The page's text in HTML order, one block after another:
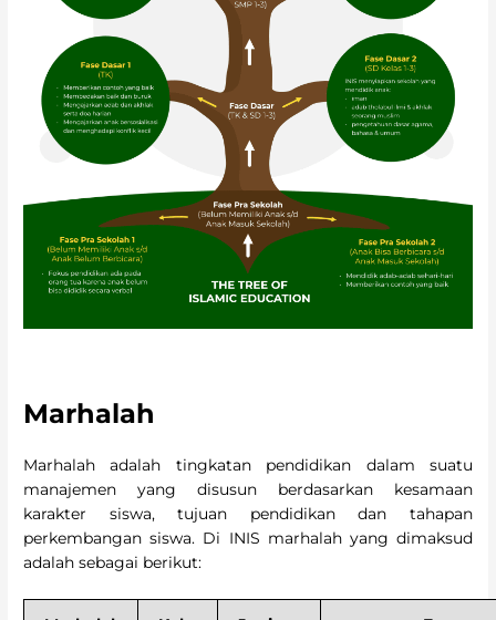
Marhalah
Marhalah adalah tingkatan pendidikan dalam suatu
manajemen yang disusun berdasarkan kesamaan
karakter siswa, tujuan pendidikan dan tahapan
perkembangan siswa. Di INIS marhalah yang dimaksud
adalah sebagai berikut: